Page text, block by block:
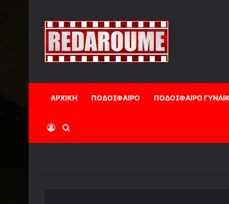
ΑΡΧΙΚΗ ΠΟΔΟΣΦΑΙΡΟ ΠΟΔΟΣΦΑΙΡΟ
Log InΑναζήτηση